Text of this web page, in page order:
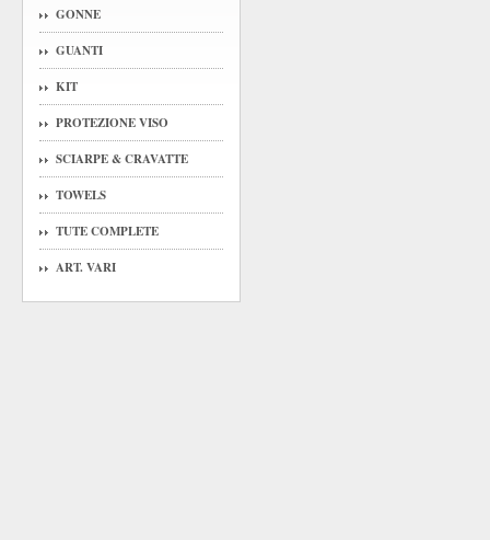
GONNE
GUANTI
KIT
PROTEZIONE VISO
SCIARPE & CRAVATTE
TOWELS
TUTE COMPLETE
ART. VARI